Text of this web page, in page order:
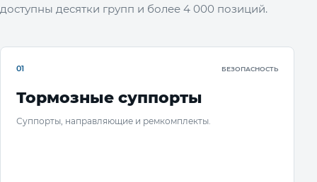
доступны десятки групп и более 4 000 позиций.
01 БЕЗОПАСНОСТЬ
Тормозные суппорты
Суппорты, направляющие и ремкомплекты.